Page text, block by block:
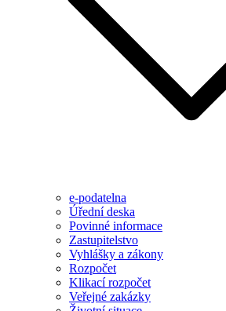
e-podatelna
Úřední deska
Povinné informace
Zastupitelstvo
Vyhlášky a zákony
Rozpočet
Klikací rozpočet
Veřejné zakázky